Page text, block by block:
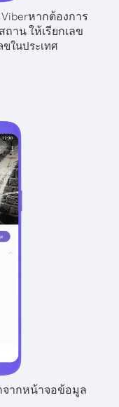
หากต้องการ
าน ให้เรียกเลข
ขในประเทศ
จากหน้าจอข้อมูล